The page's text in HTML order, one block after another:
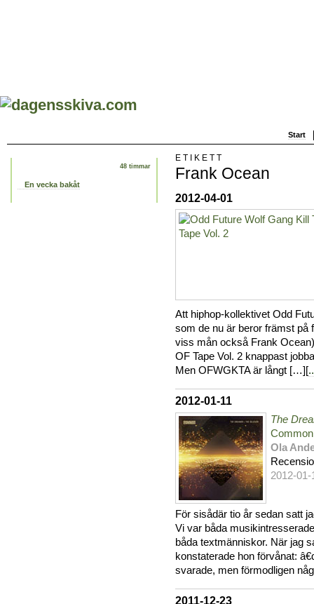
Start
48 timmar
En vecka bakåt
ETIKETT
Frank Ocean
2012-04-01
Att hiphop-kollektivet Odd
som de nu är beror främst på
viss mån också Frank
OF Tape Vol. 2 knappast
Men OFWGKTA är långt […][
2012-01-11
The
Common
Ola
2012-01-
För sisådär tio år sedan satt
Vi var båda
båda textmänniskor. När jag
konstaterade hon förvånat:
svarade, men förmodligen
2011-12-23